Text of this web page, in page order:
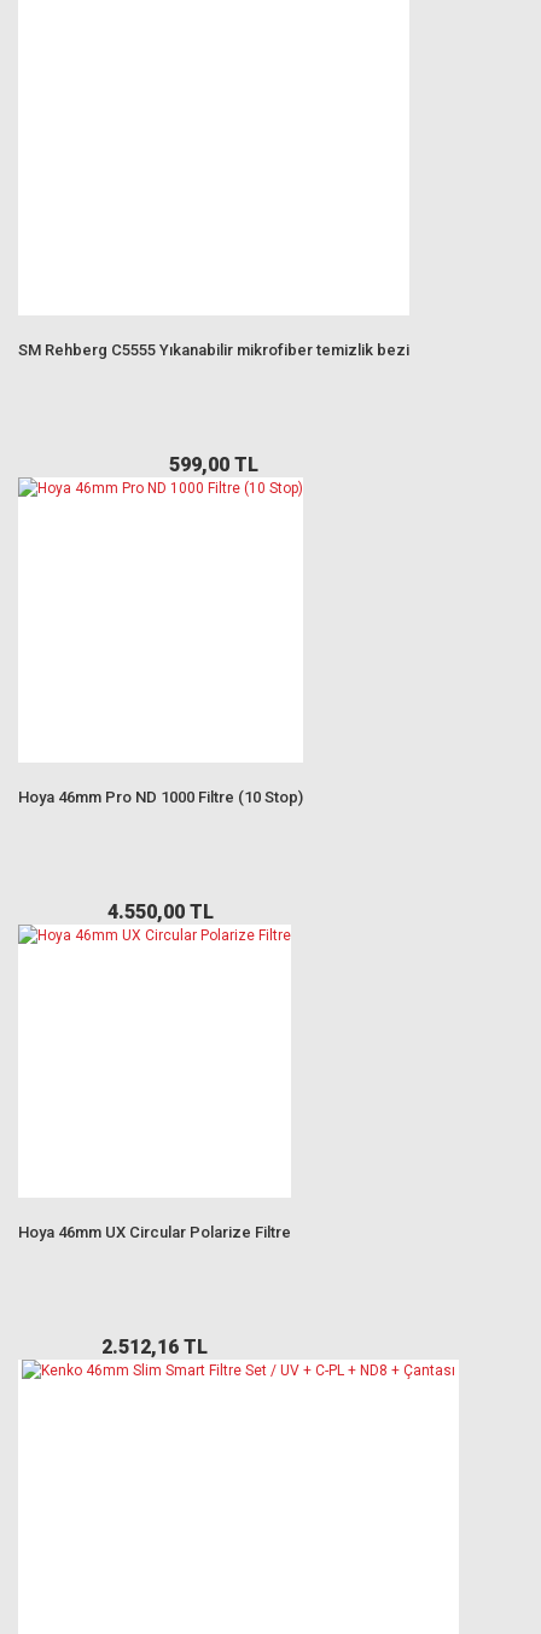
SM Rehberg C5555 Yıkanabilir mikrofiber temizlik bezi
599,00 TL
Hoya 46mm Pro ND 1000 Filtre (10 Stop)
4.550,00 TL
Hoya 46mm UX Circular Polarize Filtre
2.512,16 TL